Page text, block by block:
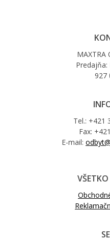
MAXTRA
927
Tel.: +421
Fax:
E-mail: